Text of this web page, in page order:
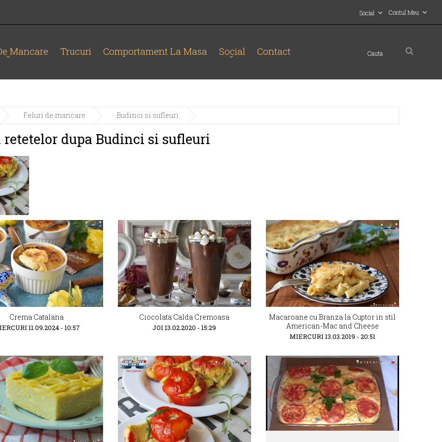
Contul Meu
Social
Mancare Trucuri Comportament La Masa Social Contact
Feluri de mancare Budinci si sufleuri
retetelor dupa Budinci si sufleuri
Crema Catalana
11.09.2024 - 10:57
Ciocolata Calda Cremoasa
JOI 13.02.2020 - 15:29
Macaroane cu Branza la Cuptor in stil
American-Mac and Cheese
MIERCURI 13.03.2019 - 20:51